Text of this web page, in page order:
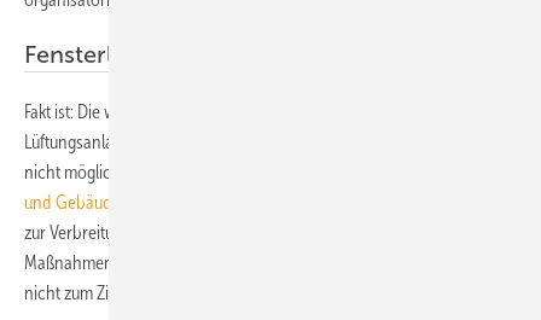
Fensterlüftung allein wird nicht ausreichen
Fakt ist: Die wenigsten Schulen verfügen über maschinelle
Lüftungsanlagen. Und in Klassenräumen ist wirksames Stoßlüften oft
nicht möglich. Thomas Wollstein von der
und Gebäudetechnik
zur Verbreitung des Virus. Es müssen schnell gut überlegte
Maßnahmen ergriffen werden. Mit Fensterlüftung allein werden wir da
nicht zum Ziel kommen.“